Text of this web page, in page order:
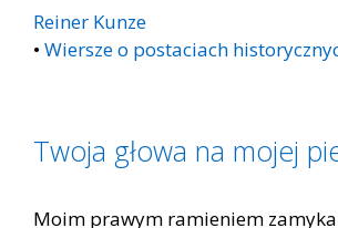
Reiner Kunze
• Wiersze o postaciach
Twoja głowa na mojej
Moim prawym ramieniem